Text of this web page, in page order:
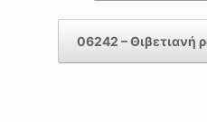
06242 – Θιβετιανή